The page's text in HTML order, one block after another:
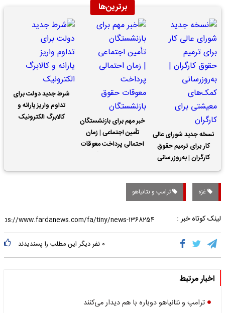
برترین‌ها
نسخه جدید شورای عالی
کار برای ترمیم حقوق
کارگران | به‌روزرسانی
کمک‌های معیشتی برای
کارگران
خبر مهم برای بازنشستگان
تأمین اجتماعی | زمان
احتمالی پرداخت معوقات
شرط جدید دولت برای
تداوم واریز یارانه و
کالابرگ الکترونیک
غزه ترامپ و نتانیاهو
لینک کوتاه خبر :
۰ نفر دیگر این مطلب را پسندیدند
اخبار مرتبط
ترامپ و نتانیاهو دوباره با هم دیدار می‌کنند